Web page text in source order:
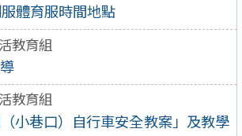
體育服時間地點
教育組
教育組
（小巷口）自行車安全教案」及教學